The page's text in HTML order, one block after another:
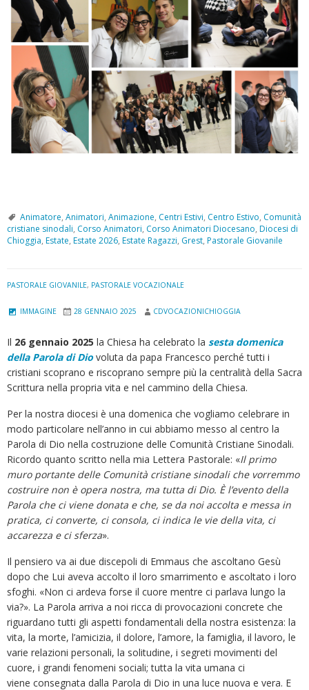
Animatore, Animatori, Animazione, Centri Estivi, Centro Estivo, Comunità
cristiane sinodali, Corso Animatori, Corso Animatori Diocesano, Diocesi di
Chioggia, Estate, Estate 2026, Estate Ragazzi, Grest, Pastorale Giovanile
PASTORALE GIOVANILE, PASTORALE VOCAZIONALE
IMMAGINE 28 GENNAIO 2025 CDVOCAZIONICHIOGGIA
Il 26 gennaio 2025 la Chiesa ha celebrato la sesta domenica
della Parola di Diovoluta da papa Francesco perché tutti i
cristiani scoprano e riscoprano sempre più la centralità della Sacra
Scrittura nella propria vita e nel cammino della Chiesa.
Per la nostra diocesi è una domenica che vogliamo celebrare in
modo particolare nell’anno in cui abbiamo messo al centro la
Parola di Dio nella costruzione delle Comunità Cristiane Sinodali.
Ricordo quanto scritto nella mia Lettera Pastorale: «Il primo
muro portante delle Comunità cristiane sinodali che vorremmo
costruire non è opera nostra, ma tutta di Dio. È l’evento della
Parola che ci viene donata e che, se da noi accolta e messa in
pratica, ci converte, ci consola, ci indica le vie della vita, ci
accarezza e ci sferza».
Il pensiero va ai due discepoli di Emmaus che ascoltano Gesù
dopo che Lui aveva accolto il loro smarrimento e ascoltato i loro
sfoghi. «Non ci ardeva forse il cuore mentre ci parlava lungo la
via?». La Parola arriva a noi ricca di provocazioni concrete che
riguardano tutti gli aspetti fondamentali della nostra esistenza: la
vita, la morte, l’amicizia, il dolore, l’amore, la famiglia, il lavoro, le
varie relazioni personali, la solitudine, i segreti movimenti del
cuore, i grandi fenomeni sociali; tutta la vita umana ci
viene consegnata dalla Parola di Dio in una luce nuova e vera. E